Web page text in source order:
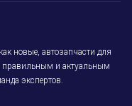
новые, автозапчасти для
правильным и актуальным
экспертов.